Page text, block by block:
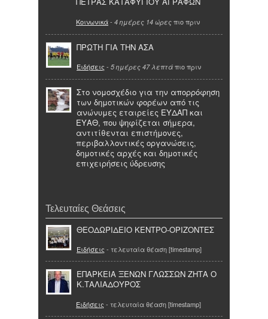
Κοινωνικά- 4 ημέρες 14 ώρες πιο πριν
ΠΡΩΤΗ ΓΙΑ ΤΗΝ ΑΣΑ
Ειδήσεις - 5 ημέρες 47 λεπτά πιο πριν
Στο νομοσχέδιο για την απορρόφηση
των δημοτικών φορέων από τις
ανώνυμες εταιρείες ΕΥΔΑΠ και
ΕΥΑΘ, που ψηφίζεται σήμερα,
αντιτίθενται επιστήμονες,
περιβαλλοντικές οργανώσεις,
δημοτικές αρχές και δημοτικές
επιχειρήσεις ύδρευσης
Τελευταίες Θεάσεις
ΘΕΟΔΩΡΙΔΕΙΟ ΚΕΝΤΡΟ-ΟΡΙΖΟΝΤΕΣ
Ειδήσεις - τελευταία θέαση [timestamp]
ΕΠΑΡΚΕΙΑ ΞΕΝΩΝ ΓΛΩΣΣΩΝ ΖΗΤΑ Ο
Κ.ΤΑΛΙΑΔΟΥΡΟΣ
Ειδήσεις - τελευταία θέαση [timestamp]